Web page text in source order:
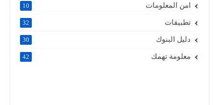
امن المعلومات 10
تطبيقات 32
دليل البنوك 30
معلومة تهمك 42